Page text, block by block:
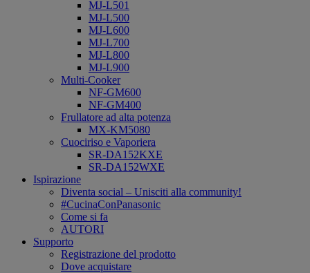
MJ-L501
MJ-L500
MJ-L600
MJ-L700
MJ-L800
MJ-L900
Multi-Cooker
NF-GM600
NF-GM400
Frullatore ad alta potenza
MX-KM5080
Cuociriso e Vaporiera
SR-DA152KXE
SR-DA152WXE
Ispirazione
Diventa social – Unisciti alla community!
#CucinaConPanasonic
Come si fa
AUTORI
Supporto
Registrazione del prodotto
Dove acquistare